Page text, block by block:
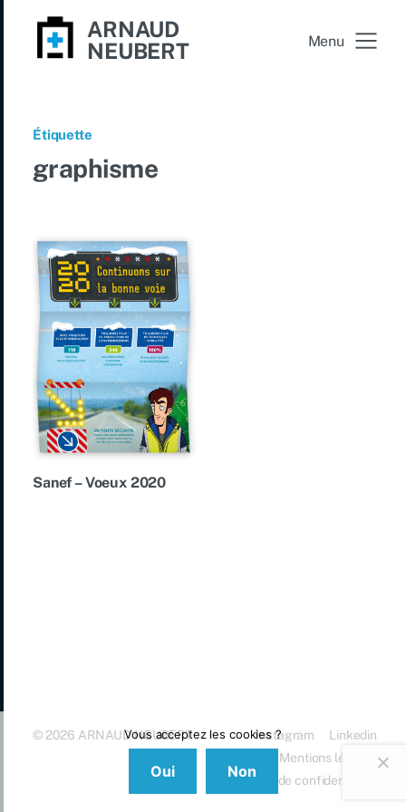
ARNAUD
NEUBERT
Menu
Étiquette
graphisme
Sanef – Voeux 2020
© 2026 ARNAUD NEUBERT Instagram
Linkedin
Mentions légales
Politique de confidentialité
Vous acceptez les cookies ?
Oui Non